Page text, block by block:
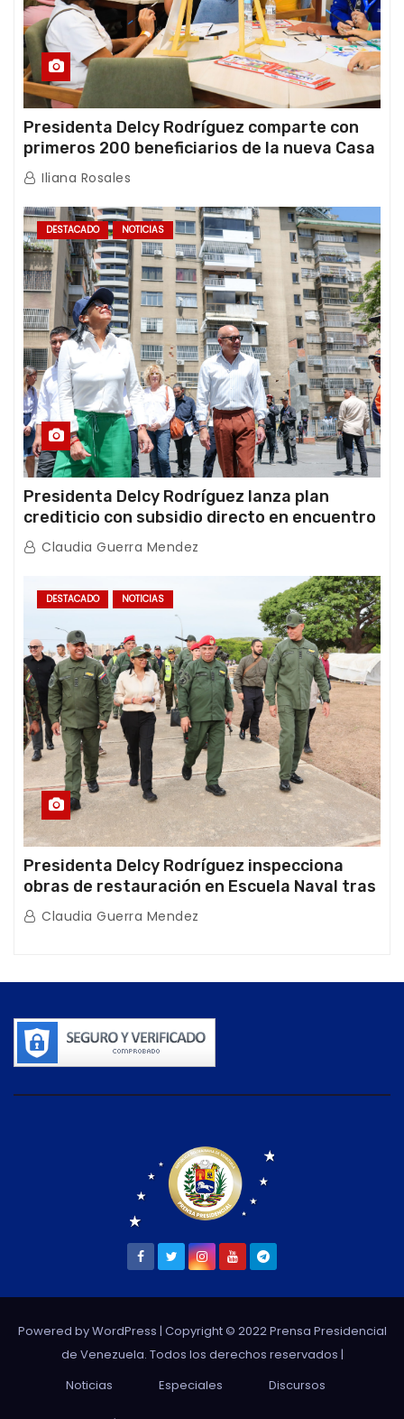
Presidenta Delcy Rodríguez comparte con
primeros 200 beneficiarios de la nueva Casa
de los Abuelos “La Primavera” en Caracas
Iliana Rosales
DESTACADO NOTICIAS
Presidenta Delcy Rodríguez lanza plan
crediticio con subsidio directo en encuentro
con Juntas de Condominio
Claudia Guerra Mendez
DESTACADO NOTICIAS
Presidenta Delcy Rodríguez inspecciona
obras de restauración en Escuela Naval tras
afectaciones sísmicas en La Guaira
Claudia Guerra Mendez
Powered by WordPress | Copyright © 2022 Prensa Presidencial
de Venezuela. Todos los derechos reservados |
Noticias
Especiales Discursos